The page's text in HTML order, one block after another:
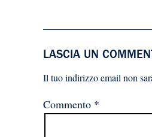
LASCIA UN
Il tuo indirizzo email non
Commento *